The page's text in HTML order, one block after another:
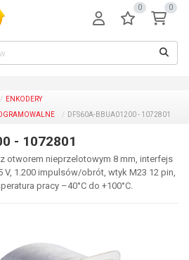
0 0
ENKODERY
DFS60A-BBUA01200 - 1072801
- 1072801
otworem nieprzelotowym 8 mm, interfejs
V, 1.200 impulsów/obrót, wtyk M23 12 pin,
pracy –40°C do +100°C.